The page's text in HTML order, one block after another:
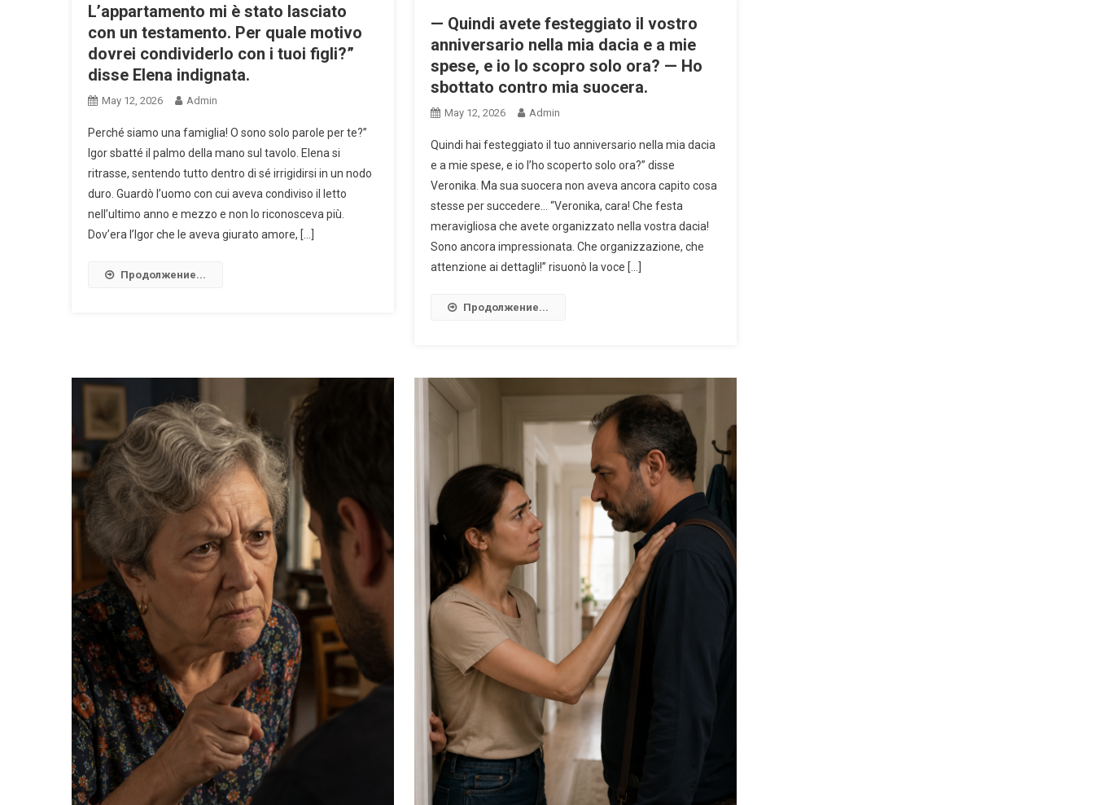
L’appartamento mi è stato lasciato
con un testamento. Per quale motivo
dovrei condividerlo con i tuoi figli?”
disse Elena indignata.
May 12, 2026 Admin
Perché siamo una famiglia! O sono solo parole per te?”
Igor sbatté il palmo della mano sul tavolo. Elena si
ritrasse, sentendo tutto dentro di sé irrigidirsi in un nodo
duro. Guardò l’uomo con cui aveva condiviso il letto
nell’ultimo anno e mezzo e non lo riconosceva più.
Dov’era l’Igor che le aveva giurato amore, […]
Продолжение...
— Quindi avete festeggiato il vostro
anniversario nella mia dacia e a mie
spese, e io lo scopro solo ora? — Ho
sbottato contro mia suocera.
May 12, 2026 Admin
Quindi hai festeggiato il tuo anniversario nella mia dacia
e a mie spese, e io l’ho scoperto solo ora?” disse
Veronika. Ma sua suocera non aveva ancora capito cosa
stesse per succedere… “Veronika, cara! Che festa
meravigliosa che avete organizzato nella vostra dacia!
Sono ancora impressionata. Che organizzazione, che
attenzione ai dettagli!” risuonò la voce […]
Продолжение...